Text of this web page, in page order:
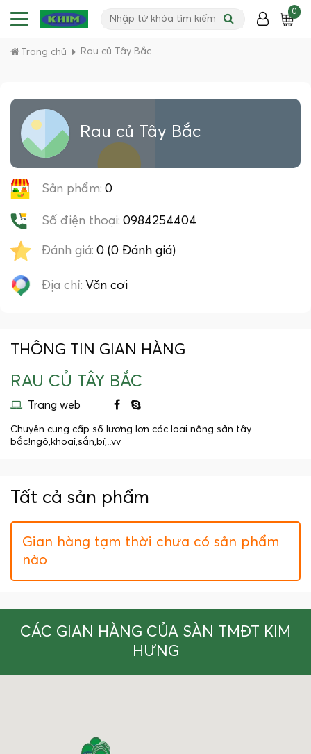
0
Trang chủ Rau củ Tây Bắc
Rau củ Tây Bắc
Sản phẩm: 0
Số điện thoại: 0984254404
Đánh giá: 0 (0 Đánh giá)
Địa chỉ: Văn cơi
THÔNG TIN GIAN HÀNG
RAU CỦ TÂY BẮC
Trang web
Chuyên cung cấp số lượng lơn các loại nông sản tây
bắc!ngô,khoai,sắn,bí,..vv
Tất cả sản phẩm
Gian hàng tạm thời chưa có sản phẩm
nào
CÁC GIAN HÀNG CỦA SÀN TMĐT KIM
HƯNG